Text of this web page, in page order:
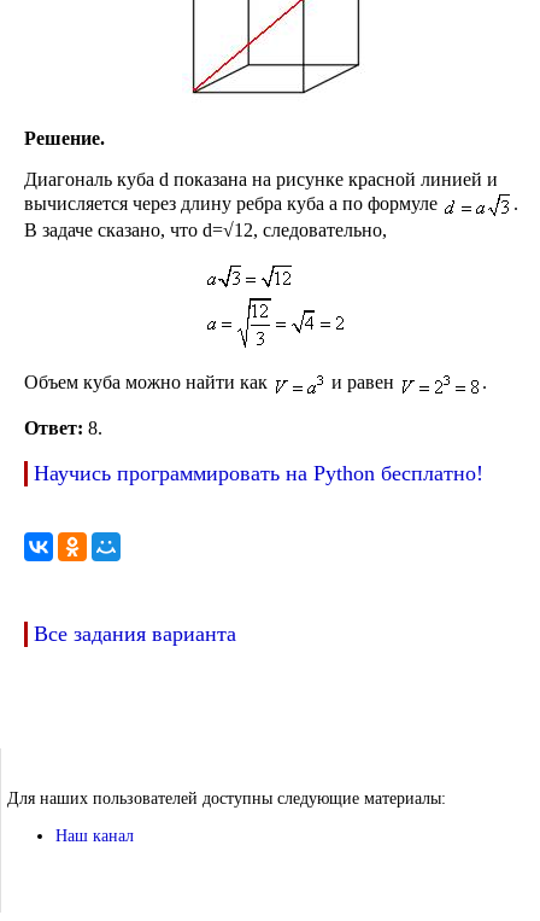
Решение.
Диагональ куба d показана на рисунке красной линией и
вычисляется через длину ребра куба a по формуле
.
В задаче сказано, что d=√12, следовательно,
Объем куба можно найти как и равен .
Ответ: 8.
Научись программировать на Python бесплатно!
Все задания варианта
Для наших пользователей доступны следующие материалы:
Наш канал